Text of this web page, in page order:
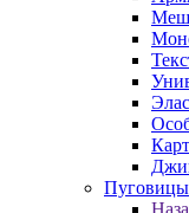
Пуговицы